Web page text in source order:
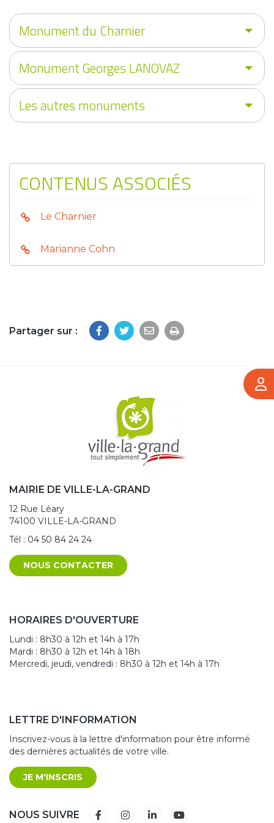
Monument du Charnier
Monument Georges LANOVAZ
Les autres monuments
CONTENUS ASSOCIÉS
Le Charnier
Marianne Cohn
Partager sur : Imprimer la page
MAIRIE DE VILLE-LA-GRAND
12 Rue Léary
74100 VILLE-LA-GRAND
Tél : 04 50 84 24 24
NOUS CONTACTER
HORAIRES D'OUVERTURE
Lundi : 8h30 à 12h et 14h à 17h
Mardi : 8h30 à 12h et 14h à 18h
Mercredi, jeudi, vendredi : 8h30 à 12h et 14h à 17h
LETTRE D'INFORMATION
Inscrivez-vous à la lettre d'information pour être informé
des dernières actualités de votre ville.
JE M'INSCRIS
NOUS SUIVRE Lien vers le compte Facebook
Lien vers le compte Instagram
Lien vers le compte Linkedin
Lien vers la chaîne